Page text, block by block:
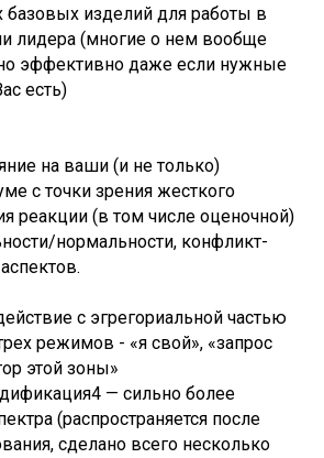
изделий для работы в
лидера (многие о нем вообще
эффективно даже если нужные
есть)
на ваши (и не только)
с точки зрения жесткого
реакции (в том числе оценочной)
нормальности, конфликт-
с эгрегориальной частью
режимов - «я свой», «запрос
этой зоны»
— сильно более
(распространяется после
сделано всего несколько